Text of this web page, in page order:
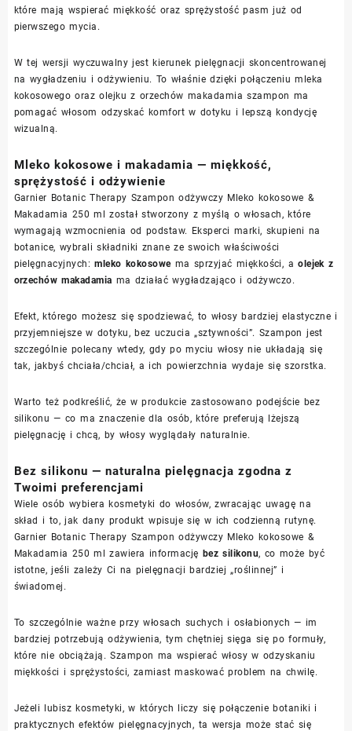
które mają wspierać miękkość oraz sprężystość pasm już od
pierwszego mycia.
W tej wersji wyczuwalny jest kierunek pielęgnacji skoncentrowanej
na wygładzeniu i odżywieniu. To właśnie dzięki połączeniu mleka
kokosowego oraz olejku z orzechów makadamia szampon ma
pomagać włosom odzyskać komfort w dotyku i lepszą kondycję
wizualną.
Mleko kokosowe i makadamia — miękkość,
sprężystość i odżywienie
Garnier Botanic Therapy Szampon odżywczy Mleko kokosowe &
Makadamia 250 ml został stworzony z myślą o włosach, które
wymagają wzmocnienia od podstaw. Eksperci marki, skupieni na
botanice, wybrali składniki znane ze swoich właściwości
pielęgnacyjnych:mleko kokosowema sprzyjać miękkości, aolejek z
orzechów makadamia ma działać wygładzająco i odżywczo.
Efekt, którego możesz się spodziewać, to włosy bardziej elastyczne i
przyjemniejsze w dotyku, bez uczucia „sztywności”. Szampon jest
szczególnie polecany wtedy, gdy po myciu włosy nie układają się
tak, jakbyś chciała/chciał, a ich powierzchnia wydaje się szorstka.
Warto też podkreślić, że w produkcie zastosowano podejście bez
silikonu — co ma znaczenie dla osób, które preferują lżejszą
pielęgnację i chcą, by włosy wyglądały naturalnie.
Bez silikonu — naturalna pielęgnacja zgodna z
Twoimi preferencjami
Wiele osób wybiera kosmetyki do włosów, zwracając uwagę na
skład i to, jak dany produkt wpisuje się w ich codzienną rutynę.
Garnier Botanic Therapy Szampon odżywczy Mleko kokosowe &
Makadamia 250 ml zawiera informację bez silikonu, co może być
istotne, jeśli zależy Ci na pielęgnacji bardziej „roślinnej” i
świadomej.
To szczególnie ważne przy włosach suchych i osłabionych — im
bardziej potrzebują odżywienia, tym chętniej sięga się po formuły,
które nie obciążają. Szampon ma wspierać włosy w odzyskaniu
miękkości i sprężystości, zamiast maskować problem na chwilę.
Jeżeli lubisz kosmetyki, w których liczy się połączenie botaniki i
praktycznych efektów pielęgnacyjnych, ta wersja może stać się